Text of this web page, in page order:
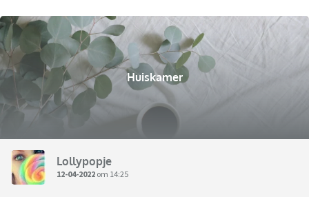
Huiskamer
Lollypopje
12-04-2022 om 14:25